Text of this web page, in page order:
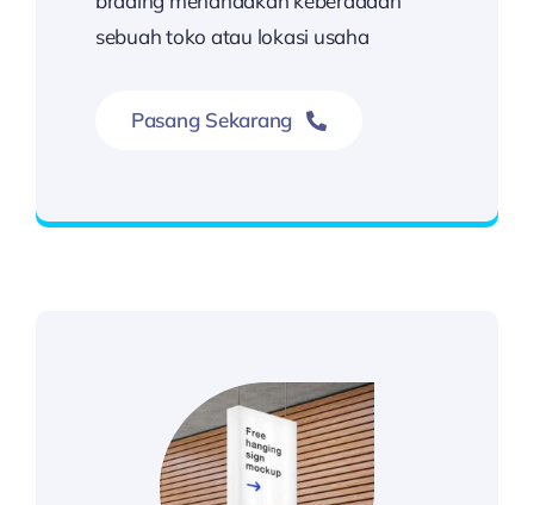
sebuah toko atau lokasi usaha
Pasang Sekarang